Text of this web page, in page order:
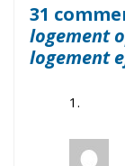
31
logement
logement